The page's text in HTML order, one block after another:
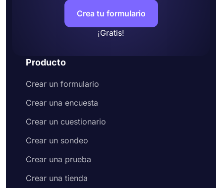
Crea tu formulario
¡Gratis!
Producto
Crear un formulario
Crear una encuesta
Crear un cuestionario
Crear un sondeo
Crear una prueba
Crear una tienda